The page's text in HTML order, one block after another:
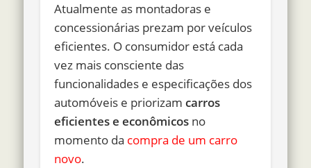
Atualmente as montadoras e
concessionárias prezam por veículos
eficientes. O consumidor está cada
vez mais consciente das
funcionalidades e especificações dos
automóveis e priorizamcarros
eficientes e econômicos no
momento da compra de um carro
novo.